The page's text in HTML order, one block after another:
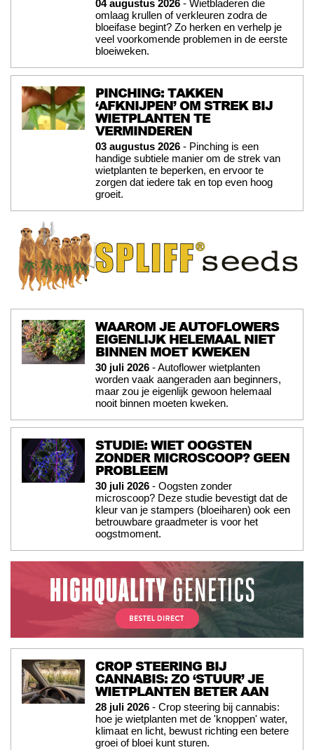
04 augustus 2026 - Wietbladeren die
omlaag krullen of verkleuren zodra de
bloeifase begint? Zo herken en verhelp je
veel voorkomende problemen in de eerste
bloeiweken.
PINCHING: TAKKEN
‘AFKNIJPEN’ OM STREK BIJ
WIETPLANTEN TE
VERMINDEREN
03 augustus 2026 - Pinching is een
handige subtiele manier om de strek van
wietplanten te beperken, en ervoor te
zorgen dat iedere tak en top even hoog
groeit.
WAAROM JE AUTOFLOWERS
EIGENLIJK HELEMAAL NIET
BINNEN MOET KWEKEN
30 juli 2026 - Autoflower wietplanten
worden vaak aangeraden aan beginners,
maar zou je eigenlijk gewoon helemaal
nooit binnen moeten kweken.
STUDIE: WIET OOGSTEN
ZONDER MICROSCOOP? GEEN
PROBLEEM
30 juli 2026 - Oogsten zonder
microscoop? Deze studie bevestigt dat de
kleur van je stampers (bloeiharen) ook een
betrouwbare graadmeter is voor het
oogstmoment.
CROP STEERING BIJ
CANNABIS: ZO ‘STUUR’ JE
WIETPLANTEN BETER AAN
28 juli 2026 - Crop steering bij cannabis:
hoe je wietplanten met de 'knoppen' water,
klimaat en licht, bewust richting een betere
groei of bloei kunt sturen.